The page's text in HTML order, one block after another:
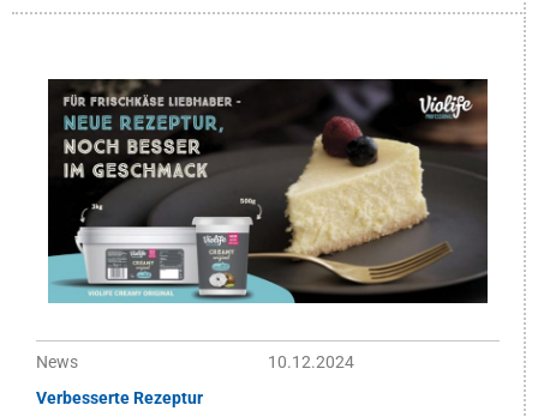
News
10.12.2024
Verbesserte Rezeptur